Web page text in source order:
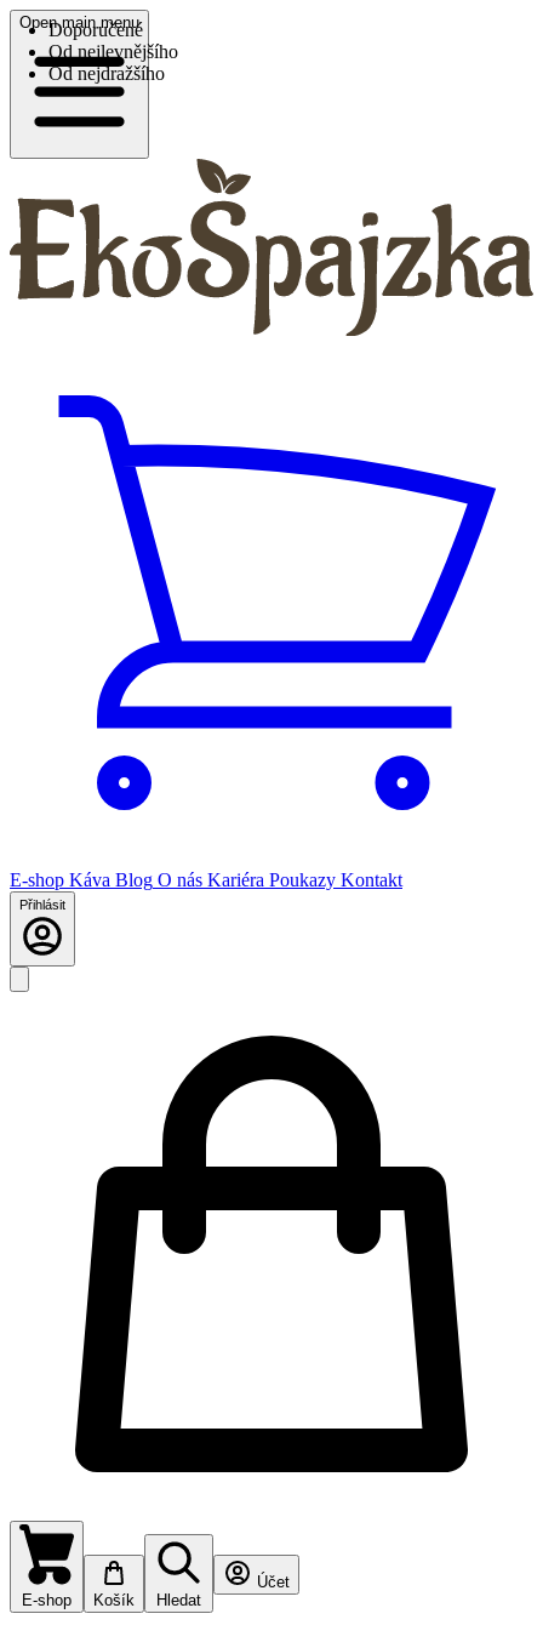
Open main menu
E-shop Káva Blog O nás Kariéra Poukazy Kontakt
Přihlásit
E-shop Košík Hledat
Účet
Doporučené
Od nejlevnějšího
Od nejdražšího